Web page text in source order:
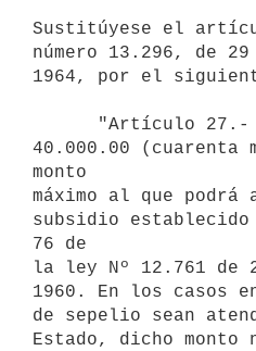
Sustitúyese el
número 13.296, de
1964, por el
40.000.00 (cuarenta
monto
máximo al que podrá
subsidio
76 de
la ley Nº 12.761 de
1960. En los casos
de sepelio sean
Estado, dicho monto